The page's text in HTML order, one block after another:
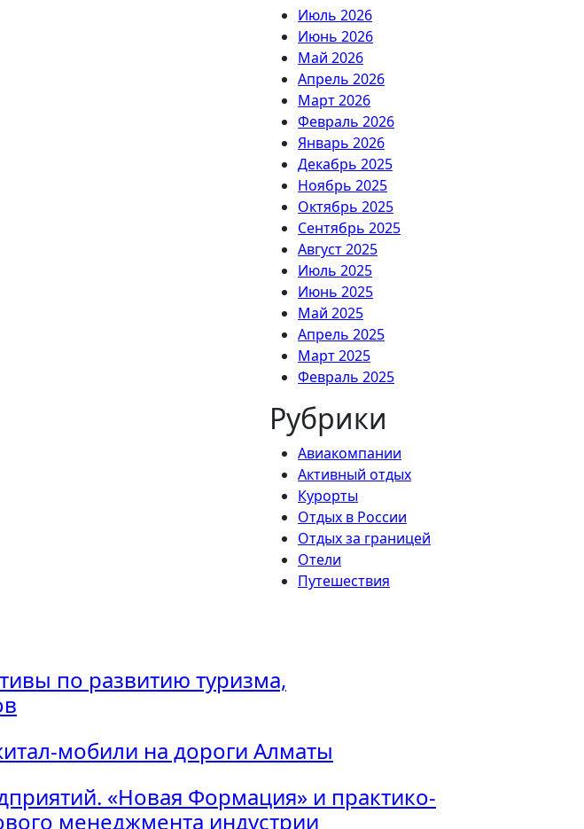
Июль 2026
Июнь 2026
Май 2026
Апрель 2026
Март 2026
Февраль 2026
Январь 2026
Декабрь 2025
Ноябрь 2025
Октябрь 2025
Сентябрь 2025
Август 2025
Июль 2025
Июнь 2025
Май 2025
Апрель 2025
Март 2025
Февраль 2025
Рубрики
Авиакомпании
Активный отдых
Курорты
Отдых в России
Отдых за границей
Отели
Путешествия
по развитию туризма,
мобили на дороги Алматы
«Новая Формация» и практико-
менеджмента индустрии